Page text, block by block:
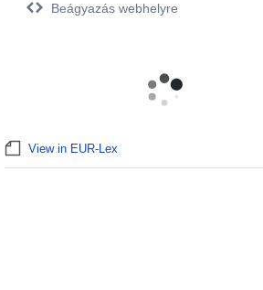
Beágyazás webhelyre
View in EUR-Lex